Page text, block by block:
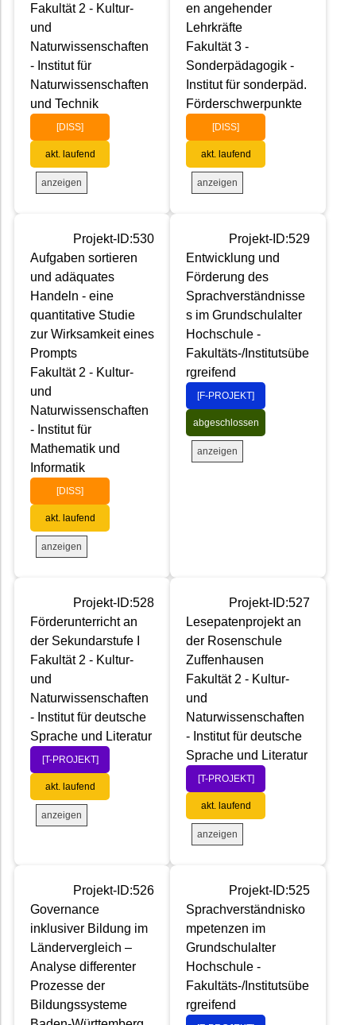
Fakultät 2 - Kultur-
und
Naturwissenschaften
- Institut für
Naturwissenschaften
und Technik
[DISS]
akt. laufend
anzeigen
en angehender
Lehrkräfte
Fakultät 3 -
Sonderpädagogik -
Institut für sonderpäd.
Förderschwerpunkte
[DISS]
akt. laufend
anzeigen
Projekt-ID:530
Aufgaben sortieren
und adäquates
Handeln - eine
quantitative Studie
zur Wirksamkeit eines
Prompts
Fakultät 2 - Kultur-
und
Naturwissenschaften
- Institut für
Mathematik und
Informatik
[DISS]
akt. laufend
anzeigen
Projekt-ID:529
Entwicklung und
Förderung des
Sprachverständnisse
s im Grundschulalter
Hochschule -
Fakultäts-/Institutsübe
rgreifend
[F-PROJEKT]
abgeschlossen
anzeigen
Projekt-ID:528
Förderunterricht an
der Sekundarstufe I
Fakultät 2 - Kultur-
und
Naturwissenschaften
- Institut für deutsche
Sprache und Literatur
[T-PROJEKT]
akt. laufend
anzeigen
Projekt-ID:527
Lesepatenprojekt an
der Rosenschule
Zuffenhausen
Fakultät 2 - Kultur-
und
Naturwissenschaften
- Institut für deutsche
Sprache und Literatur
[T-PROJEKT]
akt. laufend
anzeigen
Projekt-ID:526
Governance
inklusiver Bildung im
Ländervergleich –
Analyse differenter
Prozesse der
Bildungssysteme
Projekt-ID:525
Sprachverständnisko
mpetenzen im
Grundschulalter
Hochschule -
Fakultäts-/Institutsübe
rgreifend